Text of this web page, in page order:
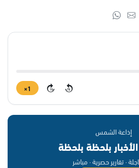
15
15
1×
إذاعة الشمس
بلحظة بلحظة
· تقارير حصرية · مباشر